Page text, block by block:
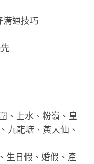
通技巧
、上水、粉嶺、皇
九龍塘、黃大仙、
生日假、婚假、產